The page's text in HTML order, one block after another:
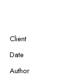
Client
Date
Author